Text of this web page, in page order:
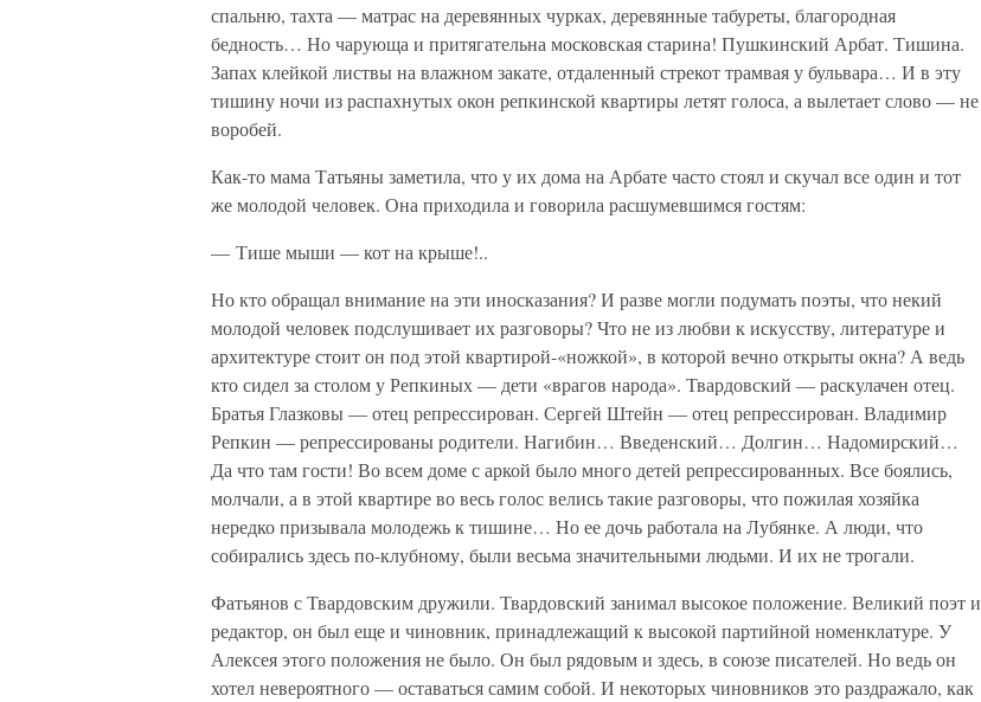
спальню, тахта — матрас на деревянных чурках, деревянные табуреты, благородная
бедность… Но чарующа и притягательна московская старина! Пушкинский Арбат. Тишина.
Запах клейкой листвы на влажном закате, отдаленный стрекот трамвая у бульвара… И в эту
тишину ночи из распахнутых окон репкинской квартиры летят голоса, а вылетает слово — не
воробей.
Как-то мама Татьяны заметила, что у их дома на Арбате часто стоял и скучал все один и тот
же молодой человек. Она приходила и говорила расшумевшимся гостям:
— Тише мыши — кот на крыше!..
Но кто обращал внимание на эти иносказания? И разве могли подумать поэты, что некий
молодой человек подслушивает их разговоры? Что не из любви к искусству, литературе и
архитектуре стоит он под этой квартирой-«ножкой», в которой вечно открыты окна? А ведь
кто сидел за столом у Репкиных — дети «врагов народа». Твардовский — раскулачен отец.
Братья Глазковы — отец репрессирован. Сергей Штейн — отец репрессирован. Владимир
Репкин — репрессированы родители. Нагибин… Введенский… Долгин… Надомирский…
Да что там гости! Во всем доме с аркой было много детей репрессированных. Все боялись,
молчали, а в этой квартире во весь голос велись такие разговоры, что пожилая хозяйка
нередко призывала молодежь к тишине… Но ее дочь работала на Лубянке. А люди, что
собирались здесь по-клубному, были весьма значительными людьми. И их не трогали.
Фатьянов с Твардовским дружили. Твардовский занимал высокое положение. Великий поэт и
редактор, он был еще и чиновник, принадлежащий к высокой партийной номенклатуре. У
Алексея этого положения не было. Он был рядовым и здесь, в союзе писателей. Но ведь он
хотел невероятного — оставаться самим собой. И некоторых чиновников это раздражало, как